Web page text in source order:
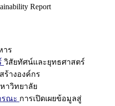
Report
าร
วิสัยทัศน์และยุทธศาสตร์
ร้างองค์กร
าวิทยาลัย
รณะ การเปิดเผยข้อมูลสู่